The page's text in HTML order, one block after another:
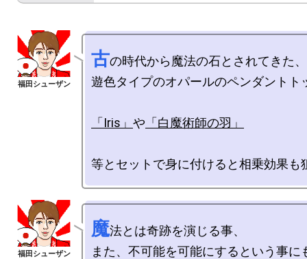
古の時代から魔法の石とされてきた、
遊色タイプのオパールのペンダントト
「Iris」 や 「白魔術師の羽」
魔法とは奇跡を演じる事、
また、不可能を可能にするという事に